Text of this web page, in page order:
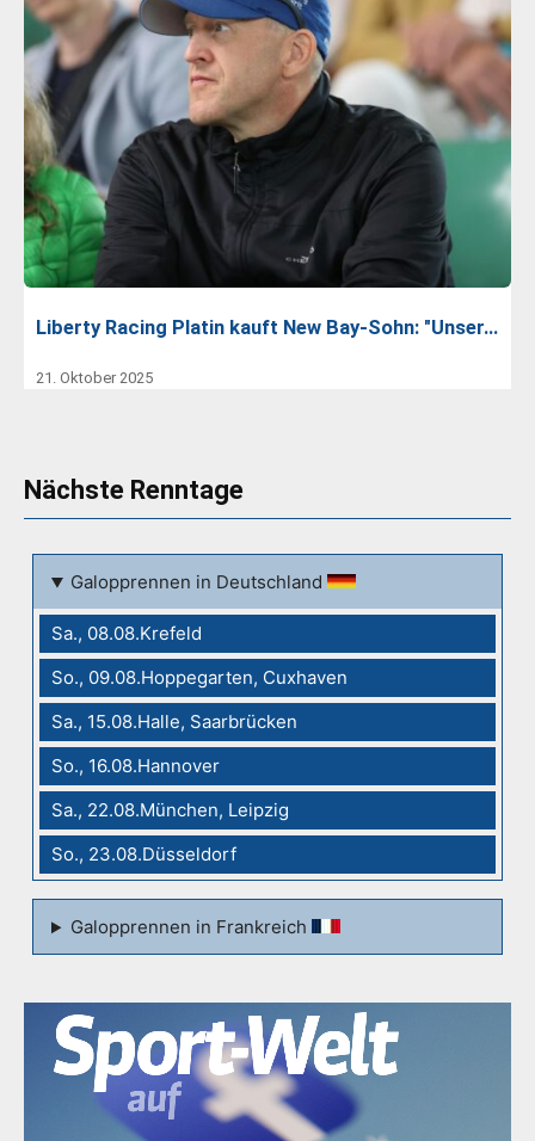
Liberty Racing Platin kauft New Bay-Sohn: "Unser…
21. Oktober 2025
Nächste Renntage
Galopprennen in Deutschland
Sa., 08.08.Krefeld
So., 09.08.Hoppegarten, Cuxhaven
Sa., 15.08.Halle, Saarbrücken
So., 16.08.Hannover
Sa., 22.08.München, Leipzig
So., 23.08.Düsseldorf
Galopprennen in Frankreich